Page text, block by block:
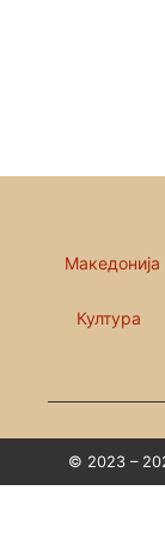
Македонија
Култура
© 2023 –